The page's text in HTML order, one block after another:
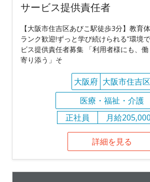
サービス提供責任者
【大阪市住吉区あびこ駅徒歩3分】教育
ランク歓迎!ずっと学び続けられる”環境
ビス提供責任者募集 「利用者様にも、
寄り添う」そ
大阪府 大阪市住吉区
医療・福祉・介護
正社員
月給
詳細を見る